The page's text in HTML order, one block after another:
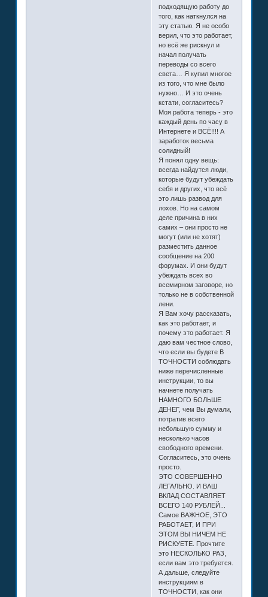
подходящую работу до
того, как наткнулся на
эту статью. Я не особо
верил, что это работает,
но всё же рискнул и
начал получать
переводы со всего
света… Я купил многое
из того, что мне было
нужно… И это очень
кстати, согласитесь?
Моя работа теперь - это
каждый день по часу в
Интернете и ВСЁ!!!! А
заработок весьма
солидный!
Я понял одну вещь:
всегда найдутся люди,
которые будут убеждать
себя и других, что всё
это лишь развод для
лохов. Но на самом
деле причина в них
самих – они просто не
могут (или не хотят)
разместить данное
сообщение на 200
форумах. И они будут
убеждать всех во
всемирном заговоре, но
только не в собственной
лени.
Я Вам хочу рассказать,
как это работает, и
почему это работает. Я
даю вам честное слово,
что если вы будете В
ТОЧНОСТИ соблюдать
ниже перечисленные
инструкции, то вы
начнете получать
НАМНОГО БОЛЬШЕ
ДЕНЕГ, чем Вы думали,
потратив всего
небольшую сумму и
несколько часов
свободного времени.
Согласитесь, это очень
просто.
ЭТО СОВЕРШЕННО
ЛЕГАЛЬНО. И ВАШ
ВКЛАД СОСТАВЛЯЕТ
ВСЕГО 140 РУБЛЕЙ...
Самое ВАЖНОЕ, ЭТО
РАБОТАЕТ, И ПРИ
ЭТОМ ВЫ НИЧЕМ НЕ
РИСКУЕТЕ. Прочтите
это НЕСКОЛЬКО РАЗ,
если вам это требуется.
А дальше, следуйте
инструкциям в
ТОЧНОСТИ, как они